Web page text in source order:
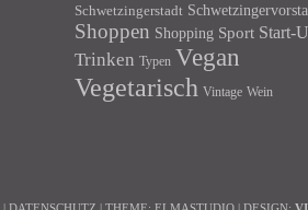
Schwetzingerstadt
Shoppen Shopping Sport Start-
Trinken Typen Vegan
Vegetarisch Vintage Wein